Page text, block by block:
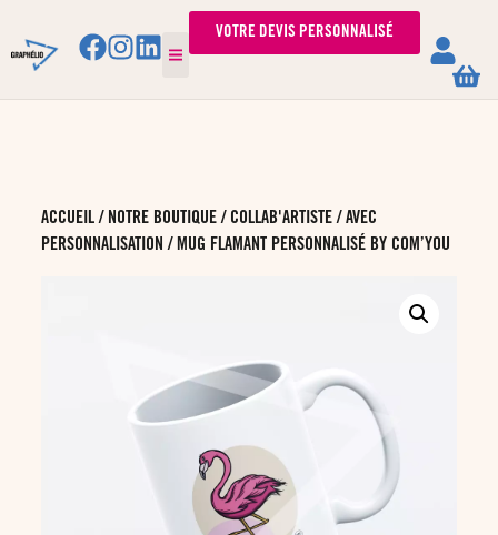
VOTRE DEVIS PERSONNALISÉ
ACCUEIL/ NOTRE BOUTIQUE/ COLLAB'ARTISTE/ AVEC
PERSONNALISATION / MUG FLAMANT PERSONNALISÉ BY COM’YOU